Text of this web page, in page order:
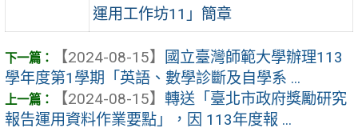
運用工作坊11」簡章
【2024-08-15】
國立臺灣師範大學辦理113
學年度第1學期「英語、數學診斷及自學系 ...
【2024-08-15】 轉送「臺北市政府獎勵研究
報告運用資料作業要點」，因 113年度報 ...